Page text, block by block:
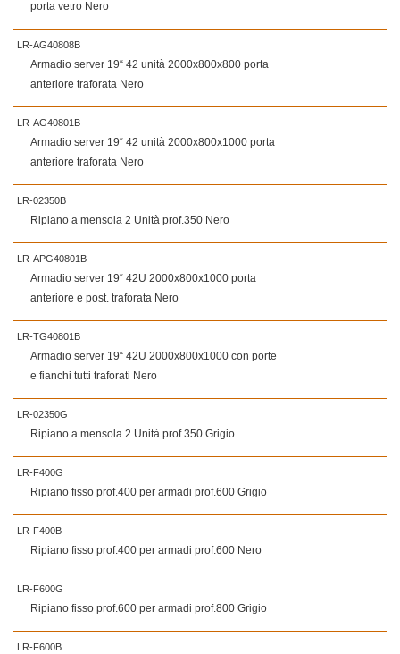
porta vetro Nero
LR-AG40808B
Armadio server 19“ 42 unità 2000x800x800 porta
anteriore traforata Nero
LR-AG40801B
Armadio server 19“ 42 unità 2000x800x1000 porta
anteriore traforata Nero
LR-02350B
Ripiano a mensola 2 Unità prof.350 Nero
LR-APG40801B
Armadio server 19“ 42U 2000x800x1000 porta
anteriore e post. traforata Nero
LR-TG40801B
Armadio server 19“ 42U 2000x800x1000 con porte
e fianchi tutti traforati Nero
LR-02350G
Ripiano a mensola 2 Unità prof.350 Grigio
LR-F400G
Ripiano fisso prof.400 per armadi prof.600 Grigio
LR-F400B
Ripiano fisso prof.400 per armadi prof.600 Nero
LR-F600G
Ripiano fisso prof.600 per armadi prof.800 Grigio
LR-F600B